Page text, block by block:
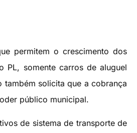
permitem o crescimento dos
PL, somente carros de aluguel
solicita que a cobrança
público municipal.
de sistema de transporte de